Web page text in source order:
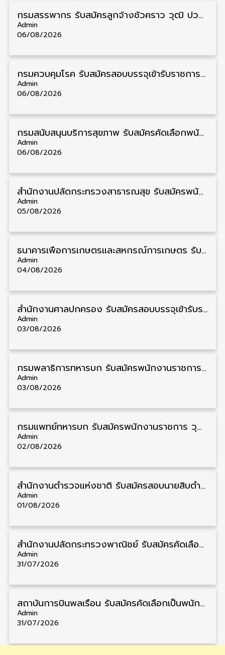
กรมสรรพากร รับสมัครลูกจ้างชั่วคราว วุฒิ ปวช./ป.ตรี 138 อัตรา รับสมัคร 17 – 31 สิงหาคม
Admin
06/08/2026
กรมควบคุมโรค รับสมัครสอบบรรจุเข้ารับราชการ วุฒิ ปวส./ป.ตรี 17 อัตรา รับสมัคร 17 สิงหาคม – 4 กันยายน
Admin
06/08/2026
กรมสนับสนุนบริการสุขภาพ รับสมัครคัดเลือกพนักงานราชการ วุฒิ ปวส./ป.ตรี 13 อัตรา รับสมัคร 11 – 20 สิงหาคม
Admin
06/08/2026
สำนักงานปลัดกระทรวงสาธารณสุข รับสมัครพนักงานราชการรูปแบบพิเศษ วุฒิ ปวส./ป.ตรี 102 อัตรา รับสมัคร 17 – 28 สิงหาคม
Admin
05/08/2026
ธนาคารเพื่อการเกษตรและสหกรณ์การเกษตร รับสมัครบุคคลเพื่อเป็นผู้ช่วยพนักงาน วุฒิ ป.ตรี 5 อัตรา รับสมัคร 4 – 14 สิงหาคม
Admin
04/08/2026
สํานักงานศาลปกครอง รับสมัครสอบบรรจุเข้ารับราชการ วุฒิ ป.ตรี 72 อัตรา รับสมัคร 31 สิงหาคม – 18 กันยายน
Admin
03/08/2026
กรมพลาธิการทหารบก รับสมัครพนักงานราชการ วุฒิ ม.3/ม.6/ปวช. 66 อัตรา รับสมัคร 10 – 17 สิงหาคม
Admin
03/08/2026
กรมแพทย์ทหารบก รับสมัครพนักงานราชการ วุฒิ ม.3/ม.6/ปวช./ปวท./ปวส. 6 อัตรา รับสมัคร 3 – 7 สิงหาคม
Admin
02/08/2026
สำนักงานตำรวจแห่งชาติ รับสมัครสอบนายสิบตำรวจ วุฒิ ม.6/ปวช. 6,000 อัตรา รับสมัคร 8 – 19 สิงหาคม
Admin
01/08/2026
สำนักงานปลัดกระทรวงพาณิชย์ รับสมัครคัดเลือกพนักงานราชการ วุฒิ ปวส./ป.ตรี 11 อัตรา รับสมัคร 10 – 21 สิงหาคม
Admin
31/07/2026
สถาบันการบินพลเรือน รับสมัครคัดเลือกเป็นพนักงาน วุฒิ ป.ตรี/ป.โท/ป.เอก 11 อัตรา รับสมัคร 27 กรกฎาคม – 10 สิงหาคม
Admin
31/07/2026